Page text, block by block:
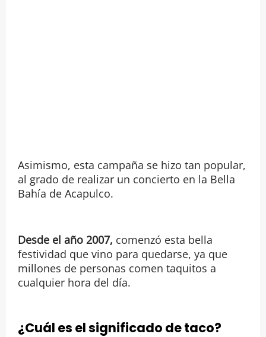
Asimismo, esta campaña se hizo tan popular,
al grado de realizar un concierto en la Bella
Bahía de Acapulco.
Desde el año 2007, comenzó esta bella
festividad que vino para quedarse, ya que
millones de personas comen taquitos a
cualquier hora del día.
¿Cuál es el significado de taco?